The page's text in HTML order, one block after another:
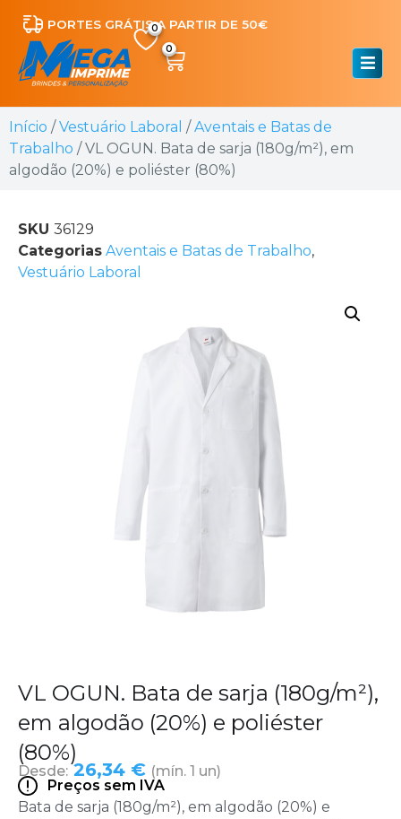
PORTES GRÁTIS A PARTIR DE 50€
0
Início /Vestuário Laboral /Aventais e Batas de
Trabalho / VL OGUN. Bata de sarja (180g/m²), em
algodão (20%) e poliéster (80%)
SKU 36129
Categorias Aventais e Batas de Trabalho,
Vestuário Laboral
VL OGUN. Bata de sarja (180g/m²),
em algodão (20%) e poliéster
(80%)
Desde: 26,34 € (mín. 1 un)
Preços sem IVA
Bata de sarja (180g/m²), em algodão (20%) e